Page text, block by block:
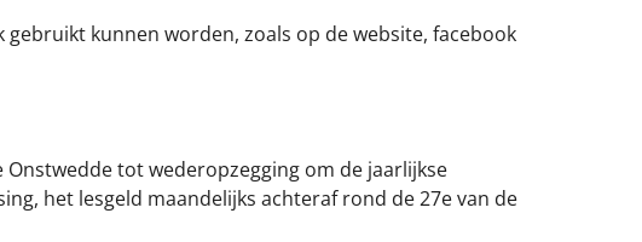
kunnen worden, zoals op de website, facebook
tot wederopzegging om de jaarlijkse
het lesgeld maandelijks achteraf rond de 27e van de